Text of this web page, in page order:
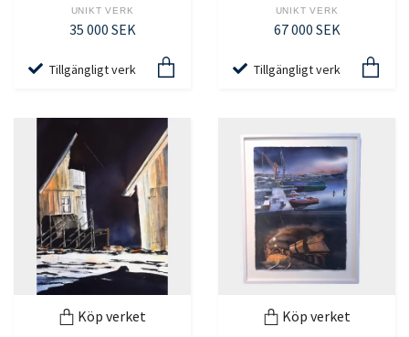
UNIKT VERK
35 000 SEK
Tillgängligt verk
UNIKT VERK
67 000 SEK
Tillgängligt verk
Köp verket Köp verket